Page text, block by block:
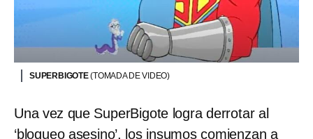
SUPERBIGOTE(TOMADA DE VIDEO)
Una vez que SuperBigote logra derrotar al
‘bloqueo asesino’, los insumos comienzan a